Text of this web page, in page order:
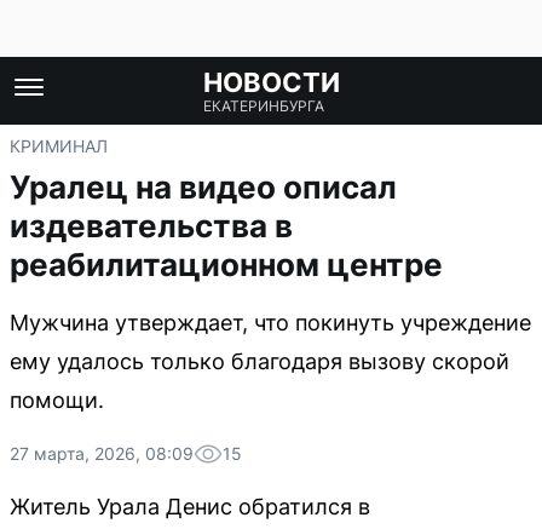
НОВОСТИ
ЕКАТЕРИНБУРГА
КРИМИНАЛ
Уралец на видео описал
издевательства в
реабилитационном центре
Мужчина утверждает, что покинуть учреждение
ему удалось только благодаря вызову скорой
помощи.
27 марта, 2026, 08:09 15
Житель Урала Денис обратился в